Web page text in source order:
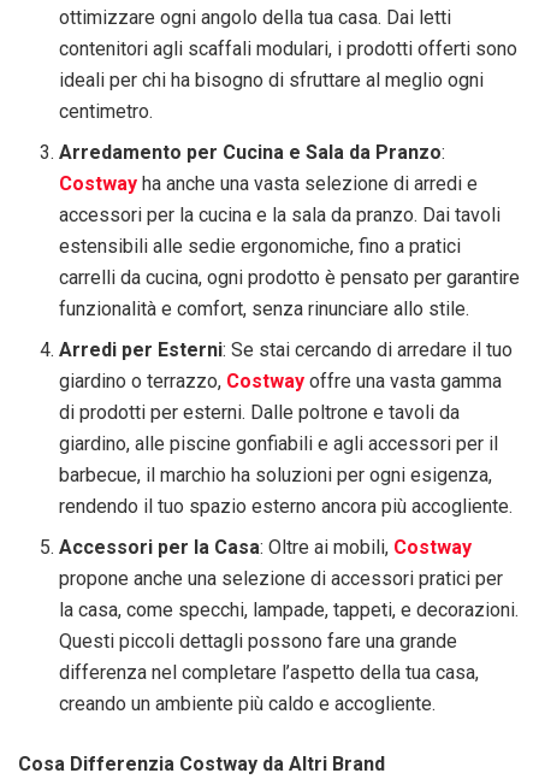
ottimizzare ogni angolo della tua casa. Dai letti
contenitori agli scaffali modulari, i prodotti offerti sono
ideali per chi ha bisogno di sfruttare al meglio ogni
centimetro.
Arredamento per Cucina e Sala da Pranzo:
Costway ha anche una vasta selezione di arredi e
accessori per la cucina e la sala da pranzo. Dai tavoli
estensibili alle sedie ergonomiche, fino a pratici
carrelli da cucina, ogni prodotto è pensato per garantire
funzionalità e comfort, senza rinunciare allo stile.
Arredi per Esterni: Se stai cercando di arredare il tuo
giardino o terrazzo, Costway offre una vasta gamma
di prodotti per esterni. Dalle poltrone e tavoli da
giardino, alle piscine gonfiabili e agli accessori per il
barbecue, il marchio ha soluzioni per ogni esigenza,
rendendo il tuo spazio esterno ancora più accogliente.
Accessori per la Casa: Oltre ai mobili, Costway
propone anche una selezione di accessori pratici per
la casa, come specchi, lampade, tappeti, e decorazioni.
Questi piccoli dettagli possono fare una grande
differenza nel completare l’aspetto della tua casa,
creando un ambiente più caldo e accogliente.
Cosa Differenzia Costway da Altri Brand